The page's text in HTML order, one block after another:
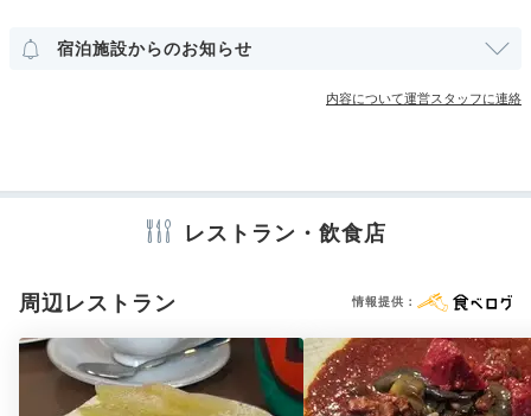
大浴場があるので狭いお部屋のユニットバスに入る必要
2日目
Breakfast
08:00
アメニティ
コンディショナー
宿泊施設からのお知らせ
内容について運営スタッフに連絡
レストラン・飲食店
周辺レストラン 情報提供：